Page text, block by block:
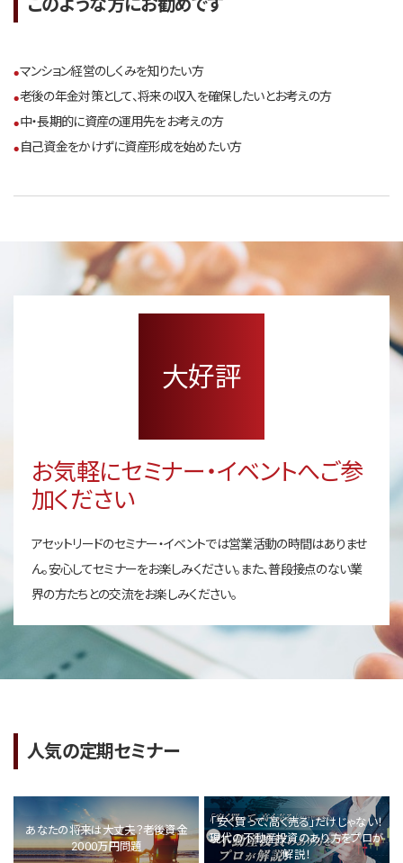
このような方にお勧めです
マンション経営のしくみを知りたい方
老後の年金対策として、将来の収入を確保したいとお考えの方
中・長期的に資産の運用先をお考えの方
自己資金をかけずに資産形成を始めたい方
大好評
お気軽にセミナー・イベントへご参
加ください
アセットリードのセミナー・イベントでは営業活動の時間はありませ
ん。安心してセミナーをお楽しみください。また、普段接点のない業
界の方たちとの交流をお楽しみください。
人気の定期セミナー
あなたの将来は大丈夫？老後資金
2000万円問題
「安く買って、高く売る」だけじゃない！
現代の不動産投資のあり方をプロが
解説！